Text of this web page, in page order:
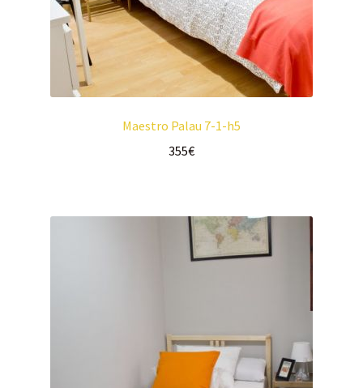
Maestro Palau 7-1-h5
355€